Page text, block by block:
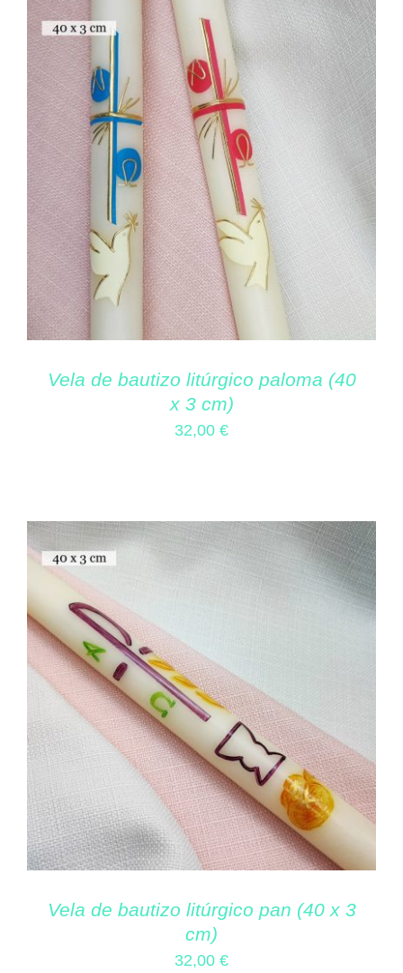
Vela de bautizo litúrgico paloma (40
x 3 cm)
32,00 €
Vela de bautizo litúrgico pan (40 x 3
cm)
32,00 €